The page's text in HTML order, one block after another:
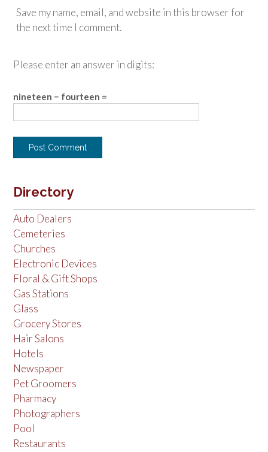
Save my name, email, and website in this browser for
the next time I comment.
Please enter an answer in digits:
nineteen − fourteen =
Directory
Auto Dealers
Cemeteries
Churches
Electronic Devices
Floral & Gift Shops
Gas Stations
Glass
Grocery Stores
Hair Salons
Hotels
Newspaper
Pet Groomers
Pharmacy
Photographers
Pool
Restaurants